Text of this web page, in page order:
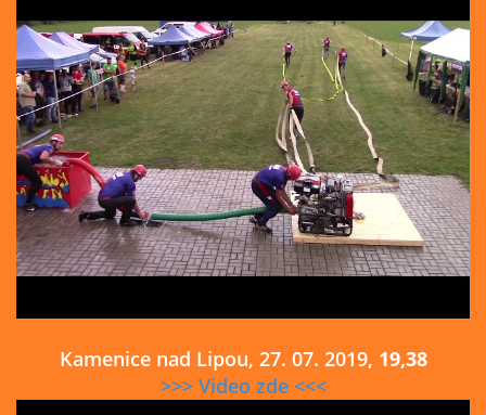
Kamenice nad Lipou, 27. 07. 2019, 19,38
>>> Video zde <<<